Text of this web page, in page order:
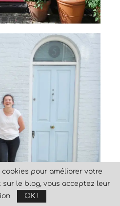
pour améliorer votre
le blog, vous acceptez leur
OK !